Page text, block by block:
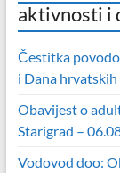
aktivnosti i
Čestitka
i Dana
Obavijest o
Starigrad –
Vodovod doo: